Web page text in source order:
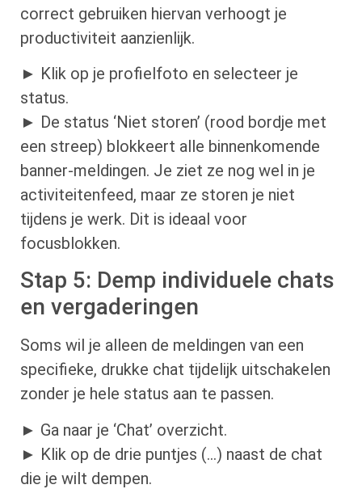
correct gebruiken hiervan verhoogt je
productiviteit aanzienlijk.
► Klik op je profielfoto en selecteer je
status.
► De status ‘Niet storen’ (rood bordje met
een streep) blokkeert alle binnenkomende
banner-meldingen. Je ziet ze nog wel in je
activiteitenfeed, maar ze storen je niet
tijdens je werk. Dit is ideaal voor
focusblokken.
Stap 5: Demp individuele chats
en vergaderingen
Soms wil je alleen de meldingen van een
specifieke, drukke chat tijdelijk uitschakelen
zonder je hele status aan te passen.
► Ga naar je ‘Chat’ overzicht.
► Klik op de drie puntjes (…) naast de chat
die je wilt dempen.